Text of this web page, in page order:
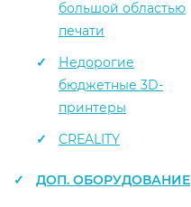
большой областью
печати
Недорогие
бюджетные 3D-
принтеры
CREALITY
ДОП. ОБОРУДОВАНИЕ